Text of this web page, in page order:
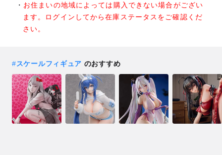
お住まいの地域によっては購入できない場合がござい
ます。ログインしてから在庫ステータスをご確認くだ
さい。
#スケールフィギュア のおすすめ